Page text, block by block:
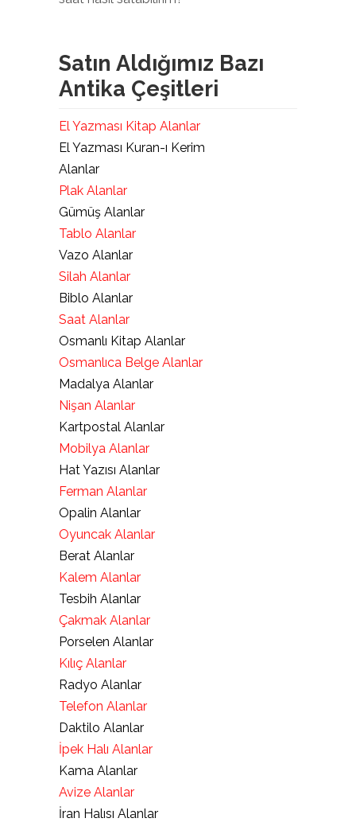
Satın Aldığımız Bazı
Antika Çeşitleri
El Yazması Kitap Alanlar
El Yazması Kuran-ı Kerim
Alanlar
Plak Alanlar
Gümüş Alanlar
Tablo Alanlar
Vazo Alanlar
Silah Alanlar
Biblo Alanlar
Saat Alanlar
Osmanlı Kitap Alanlar
Osmanlıca Belge Alanlar
Madalya Alanlar
Nişan Alanlar
Kartpostal Alanlar
Mobilya Alanlar
Hat Yazısı Alanlar
Ferman Alanlar
Opalin Alanlar
Oyuncak Alanlar
Berat Alanlar
Kalem Alanlar
Tesbih Alanlar
Çakmak Alanlar
Porselen Alanlar
Kılıç Alanlar
Radyo Alanlar
Telefon Alanlar
Daktilo Alanlar
İpek Halı Alanlar
Kama Alanlar
Avize Alanlar
İran Halısı Alanlar